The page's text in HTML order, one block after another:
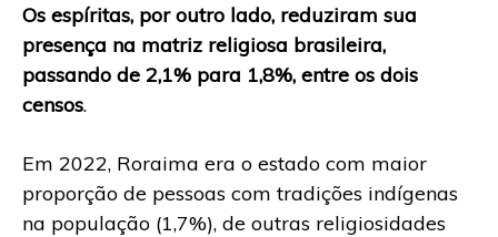
Os espíritas, por outro lado, reduziram sua
presença na matriz religiosa brasileira,
passando de 2,1% para 1,8%, entre os dois
censos.
Em 2022, Roraima era o estado com maior
proporção de pessoas com tradições indígenas
na população (1,7%), de outras religiosidades